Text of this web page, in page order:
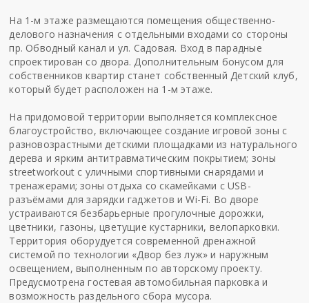
На 1-м этаже размещаются помещения общественно-
делового назначения с отдельными входами со стороны
пр. Обводный канал и ул. Садовая. Вход в парадные
спроектирован со двора. Дополнительным бонусом для
собственников квартир станет собственный Детский клуб,
который будет расположен на 1-м этаже.
На придомовой территории выполняется комплексное
благоустройство, включающее создание игровой зоны с
разновозрастными детскими площадками из натурального
дерева и ярким антитравматическим покрытием; зоны
streetworkout с уличными спортивными снарядами и
тренажерами; зоны отдыха со скамейками с USB-
разъёмами для зарядки гаджетов и Wi-Fi. Во дворе
устраиваются безбарьерные прогулочные дорожки,
цветники, газоны, цветущие кустарники, велопарковки.
Территория оборудуется современной дренажной
системой по технологии «Двор без луж» и наружным
освещением, выполненным по авторскому проекту.
Предусмотрена гостевая автомобильная парковка и
возможность раздельного сбора мусора.